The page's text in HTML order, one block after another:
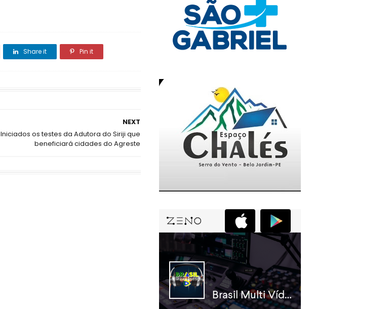
Share it Pin it
NEXT
Iniciados os testes da Adutora do Siriji que
beneficiará cidades do Agreste